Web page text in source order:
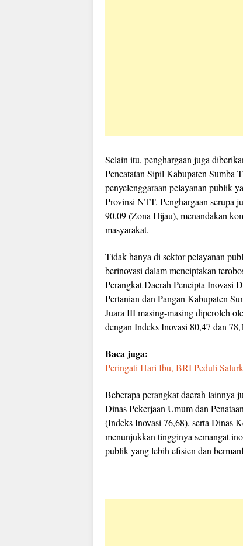
Selain itu, penghargaan juga
Pencatatan Sipil Kabupaten Sumba
penyelenggaraan pelayanan publik
Provinsi NTT. Penghargaan serupa
90,09 (Zona Hijau), menandakan
masyarakat.
Tidak hanya di sektor pelayanan
berinovasi dalam menciptakan
Perangkat Daerah Pencipta Inovasi
Pertanian dan Pangan Kabupaten
Juara III masing-masing diperoleh
dengan Indeks Inovasi 80,47 dan
Baca juga:
Peringati Hari Ibu, BRI Peduli
Beberapa perangkat daerah lainnya
Dinas Pekerjaan Umum dan
(Indeks Inovasi 76,68), serta Dinas
menunjukkan tingginya semangat
publik yang lebih efisien dan